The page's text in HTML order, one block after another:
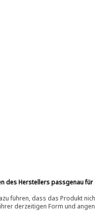
des Herstellers passgenau
führen, dass das Produkt
derzeitigen Form und